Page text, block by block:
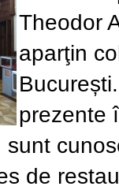
Theodor
aparţin
prezente
sunt
de